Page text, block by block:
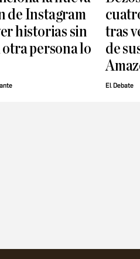
de Instagram
historias sin
otra persona lo
tras
de
El Debate